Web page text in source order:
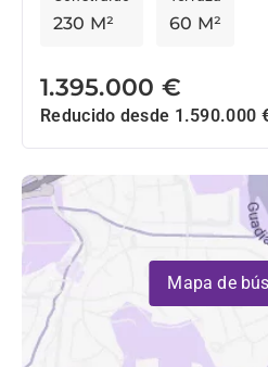
230 M² 60 M²
1.395.000 €
Reducido desde 1.590.000
Mapa de